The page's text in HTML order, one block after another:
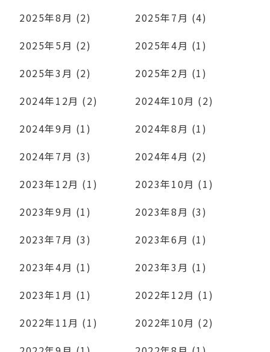
2025年8月 (2)
2025年7月 (4)
2025年5月 (2)
2025年4月 (1)
2025年3月 (2)
2025年2月 (1)
2024年12月 (2)
2024年10月 (2)
2024年9月 (1)
2024年8月 (1)
2024年7月 (3)
2024年4月 (2)
2023年12月 (1)
2023年10月 (1)
2023年9月 (1)
2023年8月 (3)
2023年7月 (3)
2023年6月 (1)
2023年4月 (1)
2023年3月 (1)
2023年1月 (1)
2022年12月 (1)
2022年11月 (1)
2022年10月 (2)